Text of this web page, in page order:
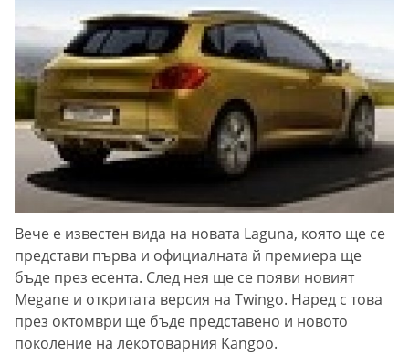
Вече е известен вида на новата Laguna, която ще се
представи първа и официалната й премиера ще
бъде през есента. След нея ще се появи новият
Megane и откритата версия на Twingo. Наред с това
през октомври ще бъде представено и новото
поколение на лекотоварния Kangoo.